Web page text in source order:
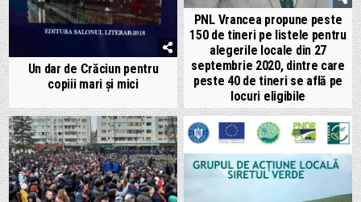
Un dar de Crăciun pentru
copiii mari și mici
PNL Vrancea propune peste
150 de tineri pe listele pentru
alegerile locale din 27
septembrie 2020, dintre care
peste 40 de tineri se află pe
locuri eligibile